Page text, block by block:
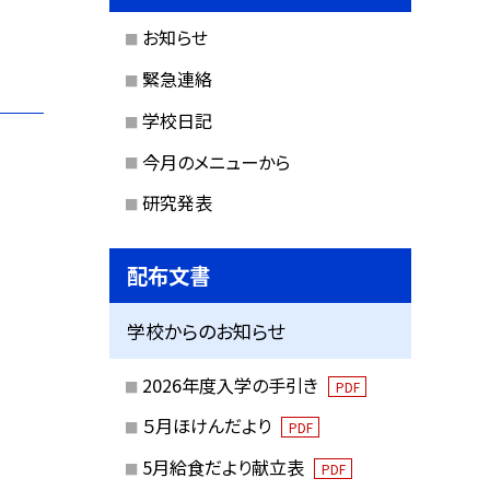
お知らせ
緊急連絡
学校日記
今月のメニューから
研究発表
配布文書
学校からのお知らせ
2026年度入学の手引き PDF
５月ほけんだより PDF
5月給食だより献立表 PDF